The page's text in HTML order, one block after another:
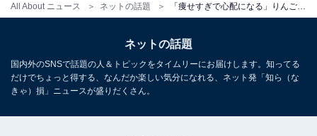
All About ニュース ネットの話題
ネットの話題
国内外のSNSで話題の人＆トピックをタイムリーにお届けします。知ってる
だけでちょっと得する、なんだか楽しい気分になれる、ネット発「知ら（な
きゃ）損」ニュースが盛りだくさん。